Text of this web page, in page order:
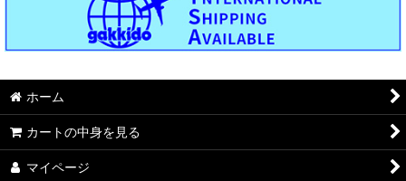
ホーム
カートの中身を見る
マイページ